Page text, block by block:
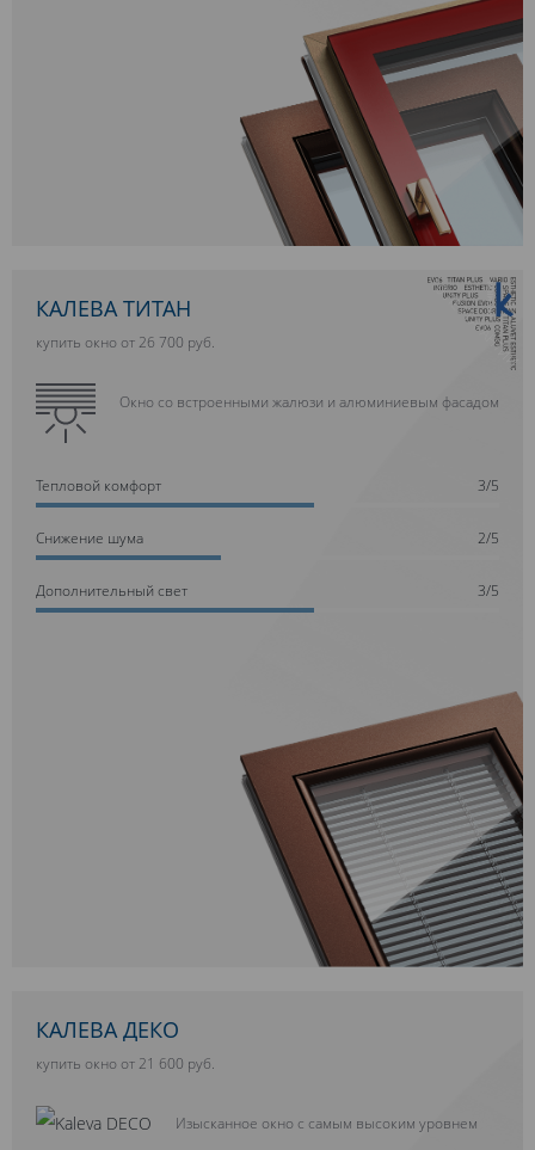
10 ЛЕТ ГАРАНТИИ
КАЛЕВА ТИТАН
купить окно от 26 700 руб.
Окно со встроенными жалюзи и алюминиевым фасадом
Тепловой комфорт 3/5
Cнижение шума 2/5
Дополнительный свет 3/5
КАЛЕВА ДЕКО
купить окно от 21 600 руб.
Изысканное окно с самым высоким уровнем